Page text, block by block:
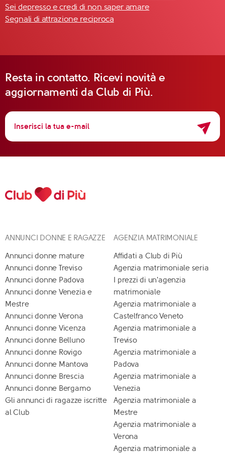
Sei depresso e credi di non saper amare
Segnali di attrazione reciproca
Resta in contatto. Ricevi novità e
aggiornamenti da Club di Più.
ANNUNCI DONNE E RAGAZZE
Annunci donne mature
Annunci donne Treviso
Annunci donne Padova
Annunci donne Venezia e
Mestre
Annunci donne Verona
Annunci donne Vicenza
Annunci donne Belluno
Annunci donne Rovigo
Annunci donne Mantova
Annunci donne Brescia
Annunci donne Bergamo
Gli annunci di ragazze iscritte
al Club
AGENZIA MATRIMONIALE
Affidati a Club di Più
Agenzia matrimoniale seria
I prezzi di un'agenzia
matrimoniale
Agenzia matrimoniale a
Castelfranco Veneto
Agenzia matrimoniale a
Treviso
Agenzia matrimoniale a
Padova
Agenzia matrimoniale a
Venezia
Agenzia matrimoniale a
Mestre
Agenzia matrimoniale a
Verona
Agenzia matrimoniale a